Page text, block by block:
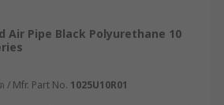
Air Pipe Black Polyurethane 10
/ Mfr. Part No. 1025U10R01